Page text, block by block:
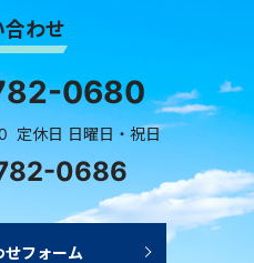
合わせ
0680
定休日 日曜日・祝日
0686
せフォーム